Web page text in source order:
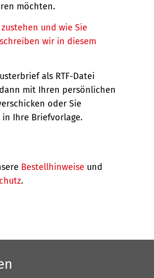
möchten.
und wie Sie
wir in diesem
als RTF-Datei
mit Ihren persönlichen
oder Sie
Ihre Briefvorlage.
Bestellhinweise und
.